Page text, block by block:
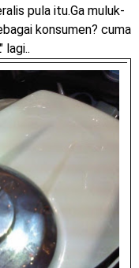
baru dari KTM !
makin sangar !
Racing musim 2024 !
MotoGP musim
Edition !
juara pertama dan
!
Bikers Menikmati
pula itu.Ga muluk-
konsumen? cuma
lagi..